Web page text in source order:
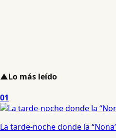
▲Lo más leído
01
La tarde-noche donde la